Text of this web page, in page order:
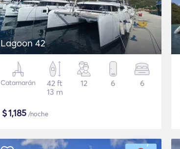
Lagoon 42
Catamarán
42 ft
13 m
12 6 6
$1,185 /noche